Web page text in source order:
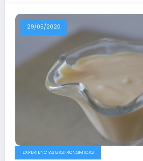
29/05/2020
EXPERIENCIAS GASTRONÓMICAS